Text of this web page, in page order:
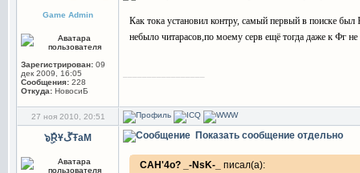
Game Admin
Зарегистрирован: 09
дек 2009, 16:05
Сообщения: 228
Откуда: НовосиБ
Как тока установил контру, самый первый в поиске был
небыло читарасов,по моему серв ещё тогда даже к Фг
27 ноя 2010, 20:51
๖ۣۜRҰڱŦaM Показать сообщение отдельно
CAH'4o? _-NsK-_ писал(а):